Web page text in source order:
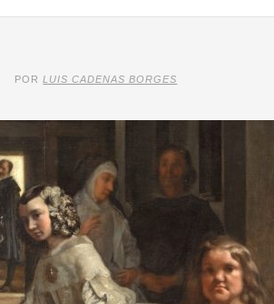
PORLUIS CADENAS BORGES